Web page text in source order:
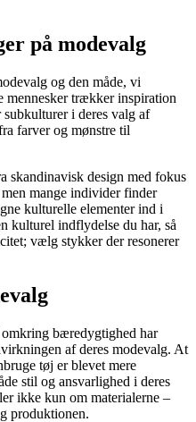
på modevalg
og den måde, vi
mennesker trækker inspiration
i deres valg af
farver og mønstre til
skandinavisk design med fokus
mange individer finder
kulturelle elementer ind i
kulturel indflydelse du har, så
vælg stykker der resonerer
bæredygtighed har
af deres modevalg. At
tøj er blevet mere
stil og ansvarlighed i deres
ikke kun om materialerne –
produktionen.